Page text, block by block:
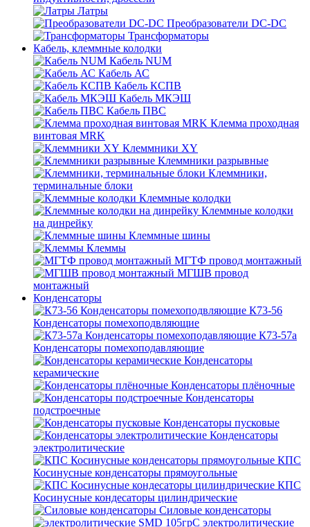
Латры
Преобразователи DC-DC
Трансформаторы
Кабель, клеммные колодки
Кабель NUM
Кабель АС
Кабель КСПВ
Кабель МКЭШ
Кабель ПВС
Клемма проходная
винтовая MRK
Клеммники XY
Клеммники разрывные
Клеммники,
терминальные блоки
Клеммные колодки
Клеммные колодки
на динрейку
Клеммные шины
Клеммы
МГТФ провод монтажный
МГШВ провод
монтажный
Конденсаторы
К73-56
Конденсаторы помехоподвляющие
К73-57а
Конденсаторы помехоподавляющие
Конденсаторы
керамические
Конденсаторы плёночные
Конденсаторы
подстроечные
Конденсаторы пусковые
Конденсаторы
электролитические
КПС
Косинусные конденсаторы прямоугольные
КПС
Косинусные кондесаторы цилиндрические
Силовые конденсаторы
электролитические